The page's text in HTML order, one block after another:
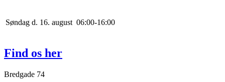
Søndag d. 16. august 06:00-16:00
Find os her
Bredgade 74